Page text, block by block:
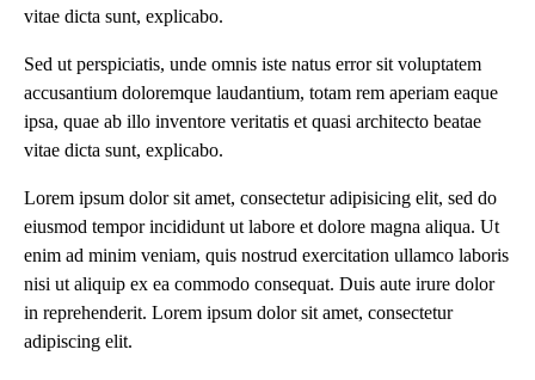
vitae dicta sunt, explicabo.
Sed ut perspiciatis, unde omnis iste natus error sit voluptatem
accusantium doloremque laudantium, totam rem aperiam eaque
ipsa, quae ab illo inventore veritatis et quasi architecto beatae
vitae dicta sunt, explicabo.
Lorem ipsum dolor sit amet, consectetur adipisicing elit, sed do
eiusmod tempor incididunt ut labore et dolore magna aliqua. Ut
enim ad minim veniam, quis nostrud exercitation ullamco laboris
nisi ut aliquip ex ea commodo consequat. Duis aute irure dolor
in reprehenderit. Lorem ipsum dolor sit amet, consectetur
adipiscing elit.